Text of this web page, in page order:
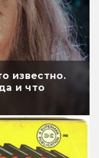
известно.
и что